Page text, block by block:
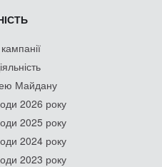
Майдану
2026 року
2025 року
2024 року
2023 року